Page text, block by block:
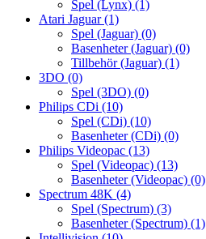
Spel (Lynx) (1)
Atari Jaguar(1)
Spel (Jaguar) (0)
Basenheter (Jaguar) (0)
Tillbehör (Jaguar) (1)
3DO (0)
Spel (3DO) (0)
Philips CDi (10)
Spel (CDi) (10)
Basenheter (CDi) (0)
Philips Videopac (13)
Spel (Videopac) (13)
Basenheter (Videopac) (0)
Spectrum 48K (4)
Spel (Spectrum) (3)
Basenheter (Spectrum) (1)